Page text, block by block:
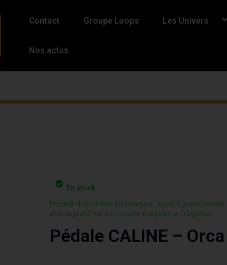
Contact Groupe Loops Les Univers
Nos actus
En stock
Produit disponible en livraison¹ sous 3 jours
des aujourd’hui dans notre magasin a Trégueux.
Pédale CALINE –